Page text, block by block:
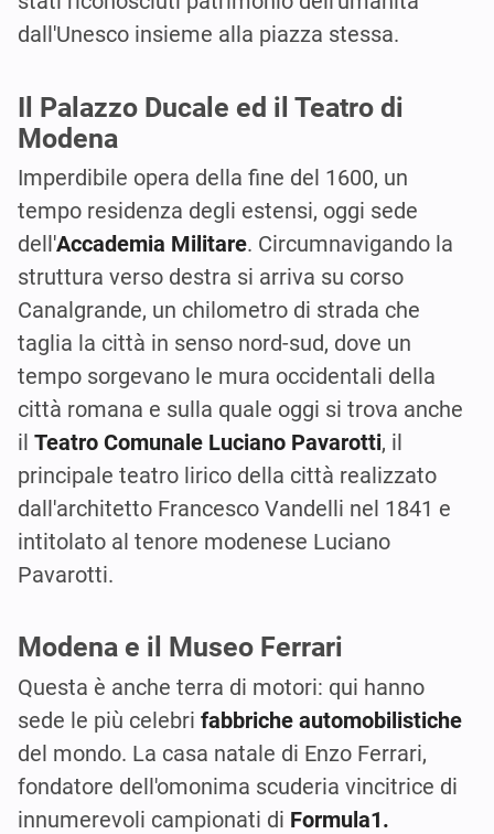
dall'Unesco insieme alla piazza stessa.
Il Palazzo Ducale ed il Teatro di
Modena
Imperdibile opera della fine del 1600, un
tempo residenza degli estensi, oggi sede
dell'Accademia Militare. Circumnavigando la
struttura verso destra si arriva su corso
Canalgrande, un chilometro di strada che
taglia la città in senso nord-sud, dove un
tempo sorgevano le mura occidentali della
città romana e sulla quale oggi si trova anche
il Teatro Comunale Luciano Pavarotti, il
principale teatro lirico della città realizzato
dall'architetto Francesco Vandelli nel 1841 e
intitolato al tenore modenese Luciano
Pavarotti.
Modena e il Museo Ferrari
Questa è anche terra di motori: qui hanno
sede le più celebri fabbriche automobilistiche
del mondo. La casa natale di Enzo Ferrari,
fondatore dell'omonima scuderia vincitrice di
innumerevoli campionati di Formula1.